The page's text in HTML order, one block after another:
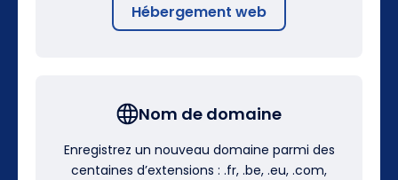
Hébergement web
Nom de domaine
Enregistrez un nouveau domaine parmi des
centaines d’extensions : .fr, .be, .eu, .com,